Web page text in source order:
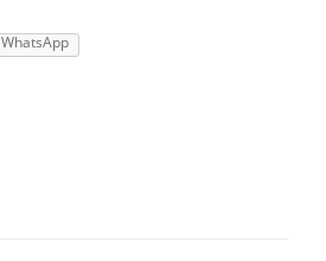
WhatsApp